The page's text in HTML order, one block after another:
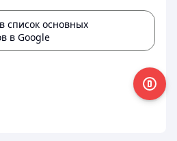
список основных
в Google